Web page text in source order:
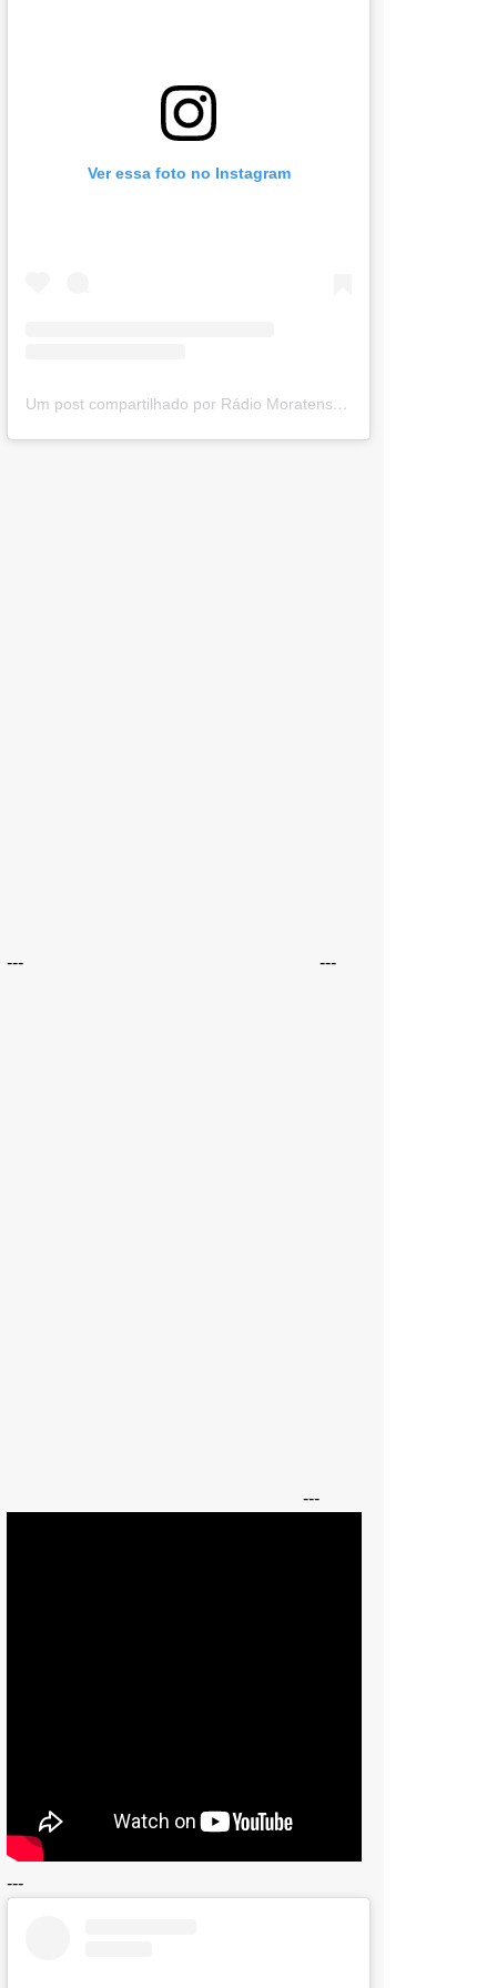
Ver essa foto no Instagram
Um post compartilhado por Rádio Moratense (@radio_moratense)
--- ---
---
---